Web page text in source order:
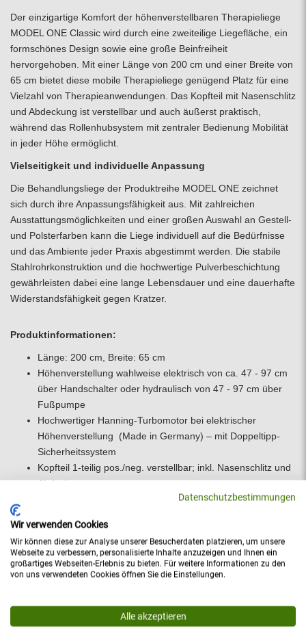
Der einzigartige Komfort der höhenverstellbaren Therapieliege
MODEL ONE Classic wird durch eine zweiteilige Liegefläche, ein
formschönes Design sowie eine große Beinfreiheit
hervorgehoben. Mit einer Länge von 200 cm und einer Breite von
65 cm bietet diese mobile Therapieliege genügend Platz für eine
Vielzahl von Therapieanwendungen. Das Kopfteil mit Nasenschlitz
und Abdeckung ist verstellbar und auch äußerst praktisch,
während das Rollenhubsystem mit zentraler Bedienung Mobilität
in jeder Höhe ermöglicht.
Vielseitigkeit und individuelle Anpassung
Die Behandlungsliege der Produktreihe MODEL ONE zeichnet
sich durch ihre Anpassungsfähigkeit aus. Mit zahlreichen
Ausstattungsmöglichkeiten und einer großen Auswahl an Gestell-
und Polsterfarben kann die Liege individuell auf die Bedürfnisse
und das Ambiente jeder Praxis abgestimmt werden. Die stabile
Stahlrohrkonstruktion und die hochwertige Pulverbeschichtung
gewährleisten dabei eine lange Lebensdauer und eine dauerhafte
Widerstandsfähigkeit gegen Kratzer.
Produktinformationen:
Länge: 200 cm, Breite: 65 cm
Höhenverstellung wahlweise elektrisch von ca. 47 - 97 cm
über Handschalter oder hydraulisch von 47 - 97 cm über
Fußpumpe
Hochwertiger Hanning-Turbomotor bei elektrischer
Höhenverstellung (Made in Germany) – mit Doppeltipp-
Sicherheitssystem
Kopfteil 1-teilig pos./neg. verstellbar; inkl. Nasenschlitz und
Abdeckung
Rollenhubsystem mit zentraler Bedienung, fahrbar in jeder
Polster: Rundumkantenpolsterung mit hochwertigem
Original-SKAI
Stabile Stahlrohrkonstruktion, dauerhaft kratzfest
pulverbeschichtet – Made in Germany
Gemäß den aktuellen Empfehlungen des BfArM zur
„Integrierten Sicherheit“
Datenschutzbestimmungen
Wir verwenden Cookies
Wir können diese zur Analyse unserer Besucherdaten platzieren, um unsere
Webseite zu verbessern, personalisierte Inhalte anzuzeigen und Ihnen ein
großartiges Webseiten-Erlebnis zu bieten. Für weitere Informationen zu den
von uns verwendeten Cookies öffnen Sie die Einstellungen.
Alle akzeptieren